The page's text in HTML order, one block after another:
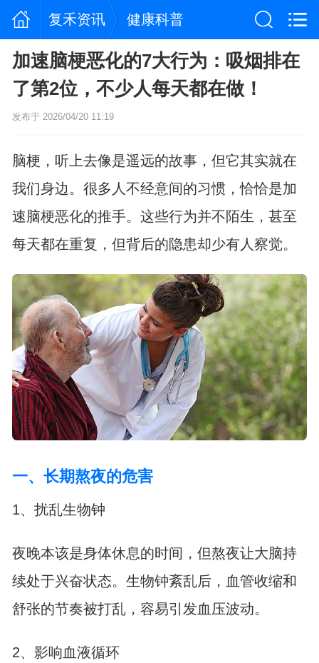
复禾资讯 健康科普
加速脑梗恶化的7大行为：吸烟排在
了第2位，不少人每天都在做！
发布于 2026/04/20 11:19
脑梗，听上去像是遥远的故事，但它其实就在
我们身边。很多人不经意间的习惯，恰恰是加
速脑梗恶化的推手。这些行为并不陌生，甚至
每天都在重复，但背后的隐患却少有人察觉。
一、长期熬夜的危害
1、扰乱生物钟
夜晚本该是身体休息的时间，但熬夜让大脑持
续处于兴奋状态。生物钟紊乱后，血管收缩和
舒张的节奏被打乱，容易引发血压波动。
2、影响血液循环